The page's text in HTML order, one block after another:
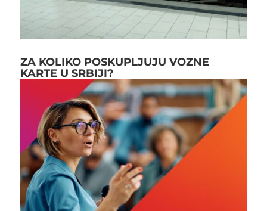
ZA KOLIKO POSKUPLJUJU VOZNE
KARTE U SRBIJI?